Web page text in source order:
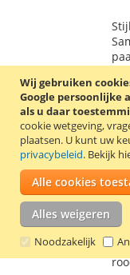
Wij gebruiken
Google persoonlijke
als u daar
cookie wetgeving,
plaatsen. U kunt uw
privacybeleid. Bekijk
Alle cookies
Alles weigeren
Noodzakelijk
€